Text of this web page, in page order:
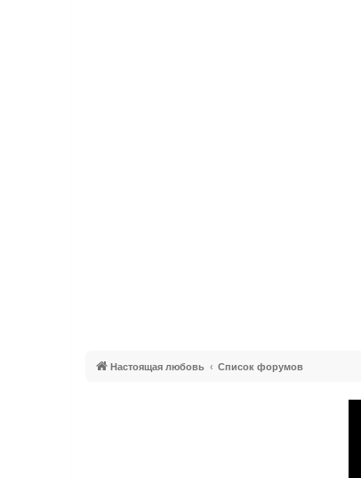
Настоящая любовь Список форумов